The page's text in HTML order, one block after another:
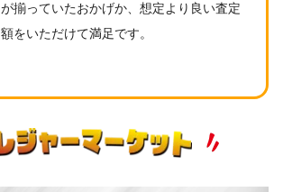
が揃っていたおかげか、想定より良い査定
額をいただけて満足です。